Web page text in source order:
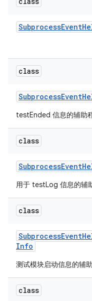
SubprocessEvent
class
SubprocessEvent
testEnded 信息的辅助
class
SubprocessEvent
用于 testLog 信息的辅
class
SubprocessEvent
Info
测试模块启动信息的辅
class